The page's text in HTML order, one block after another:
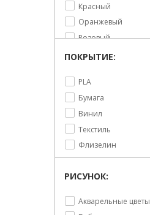
Decori&Decori
Emil&Hugo
Erismann
Fipar
Fuggerhaus
Graham&Brown
Grandeco
ICH
J.WALL
Jannelli & Volpi
Khroma
Красный
Оранжевый
Розовый
Синий
ПОКРЫТИЕ:
PLA
Бумага
Винил
Текстиль
Флизелин
РИСУНОК:
Акварельные цветы